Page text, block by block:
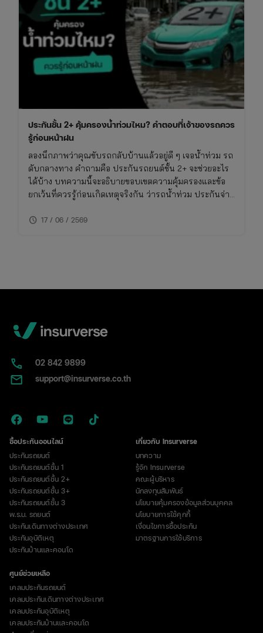
ประกันชั้น 2+ คุ้มครองน้ำท่วมไหม? คำตอบที่เจ้าของรถควร
รู้ก่อนหน้าฝน
ลองนึกภาพว่าคุณขับรถกลับบ้านแล้วอยู่ดี ๆ เจอน้ำท่วม รถ
ดับกลางทาง คำถามคือ ประกันรถยนต์ชั้น 2+ จะช่วยอะไร
ได้บ้าง บทความนี้จะอธิบายขอบเขตความคุ้มครองและข้อ
ยกเว้นที่ควรรู้ก่อนเกิดเหตุจริงกัน ว่ารถน้ําท่วม ประกันจ่าย
ของคุณ
schedule 17 / 06 / 2569
02​ 842 9899
support@insurverse.co.th
ซื้อประกันออนไลน์
ประกันรถยนต์
ประกันรถยนต์ชั้น 1
ประกันรถยนต์ชั้น 2+
ประกันรถยนต์ชั้น 3+
ประกันรถยนต์ชั้น 3
พ.ร.บ. รถยนต์
ประกันเดินทางต่างประเทศ
ประกันอุบัติเหตุ
ประกันบ้านและคอนโด
เกี่ยวกับ Insurverse
บทความ
รู้จัก Insurverse
คณะผู้บริหาร
นักลงทุนสัมพันธ์
นโยบายคุ้มครองข้อมูลส่วนบุคคล
นโยบายการใช้คุกกี้
เงื่อนไขการซื้อประกัน
มาตรฐานการใช้บริการ
ศูนย์ช่วยเหลือ
เคลมประกันรถยนต์
เคลมประกันเดินทางต่างประเทศ
เคลมประกันอุบัติเหตุ
เคลมประกันบ้านและคอนโด